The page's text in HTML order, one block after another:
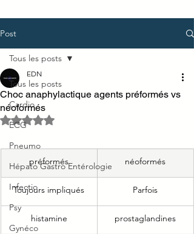
Post
Tous les posts
Cardio
ECG
Pneumo
Hépato Gastro Entérologie
Infectio
Psy
Gynéco
Tous les posts
Choc anaphylactique agents préformés vs
néoformés
EDN
Noté NaN étoiles sur 5.
préformés néoformés
Toujours impliqués Parfois
histamine prostaglandines